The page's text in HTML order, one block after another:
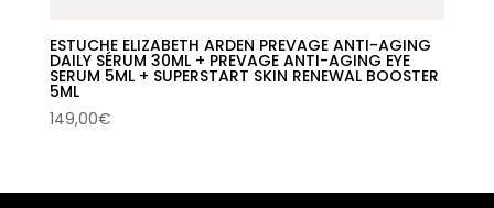
ESTUCHE ELIZABETH ARDEN PREVAGE ANTI-AGING
DAILY SÉRUM 30ML + PREVAGE ANTI-AGING EYE
SERUM 5ML + SUPERSTART SKIN RENEWAL BOOSTER
5ML
149,00€